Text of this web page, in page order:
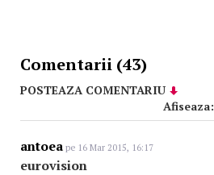
Comentarii (43)
POSTEAZA COMENTARIU
Afiseaza:
antoea pe 16 Mar 2015, 16:17
eurovision